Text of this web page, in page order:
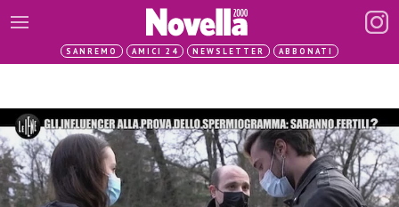
SANREMO AMICI 24 NEWSLETTER ABBONATI